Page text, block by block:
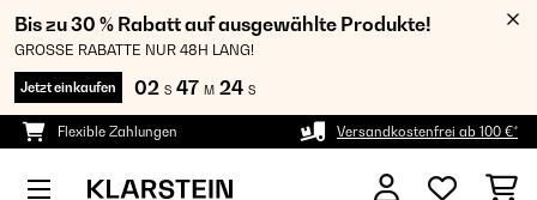
Bis zu 30 % Rabatt auf ausgewählte Produkte!
GROSSE RABATTE NUR 48H LANG!
Jetzt einkaufen 02 S 47 M 23 S
Flexible Zahlungen Versandkostenfrei ab 100 €*